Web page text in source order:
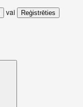
vai Reģistrēties